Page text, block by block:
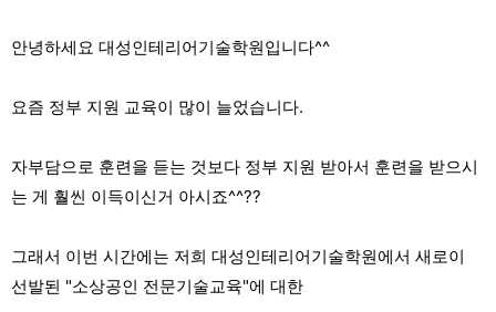
안녕하세요 대성인테리어기술학원입니다^^
요즘 정부 지원 교육이 많이 늘었습니다.
자부담으로 훈련을 듣는 것보다 정부 지원 받아서 훈련을 받으시
는 게 훨씬 이득이신거 아시죠^^??
그래서 이번 시간에는 저희 대성인테리어기술학원에서 새로이
선발된 "소상공인 전문기술교육"에 대한